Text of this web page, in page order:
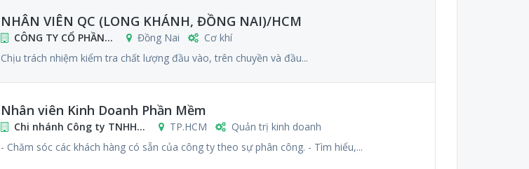
NHÂN VIÊN QC (LONG KHÁNH, ĐỒNG NAI)/HCM
CÔNG TY CỔ PHẦN... Đồng Nai
Cơ khí
Chịu trách nhiệm kiểm tra chất lượng đầu vào, trên chuyền và đầu...
Nhân viên Kinh Doanh Phần Mềm
Chi nhánh Công ty TNHH... TP.HCM
Quản trị kinh doanh
- Chăm sóc các khách hàng có sẵn của công ty theo sự phân công. - Tìm hiểu,...